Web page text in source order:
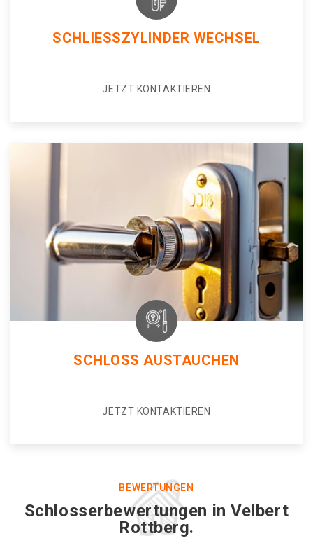
SCHLIESSZYLINDER WECHSEL
JETZT KONTAKTIEREN
SCHLOSS AUSTAUCHEN
JETZT KONTAKTIEREN
BEWERTUNGEN
Schlosserbewertungen in Velbert
Rottberg.